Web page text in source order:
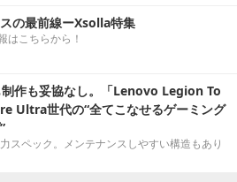
の最前線ーXsolla特集
はこちらから！
作も妥協なし。「Lenovo Legion To
Ultra世代の“全てこなせるゲーミング
スペック。メンテナンスしやすい構造もあり